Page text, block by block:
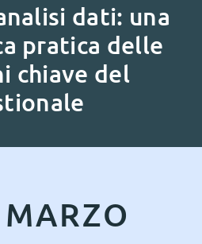
dati: una
pratica delle
chiave del
MARZO